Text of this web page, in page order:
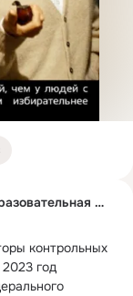
МОУ «Заполярная средняя общеобразовательная школа»
контрольных
год